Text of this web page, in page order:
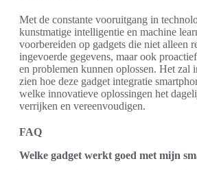
Met de constante vooruitgang in
kunstmatige intelligentie en machine
voorbereiden op gadgets die niet alleen
ingevoerde gegevens, maar ook
en problemen kunnen oplossen. Het zal
zien hoe deze gadget integratie
welke innovatieve oplossingen het
verrijken en vereenvoudigen.
FAQ
Welke gadget werkt goed met mijn